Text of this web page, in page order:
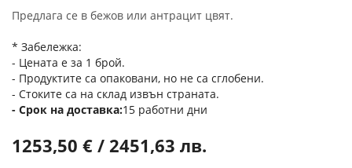
Предлага се в бежов или антрацит цвят.
* Забележка:
- Цената е за 1 брой.
- Продуктите са опаковани, но не са сглобени.
- Стоките са на склад извън страната.
Срок на доставка 15 работни дни
1253,50 € / 2451,63 лв.